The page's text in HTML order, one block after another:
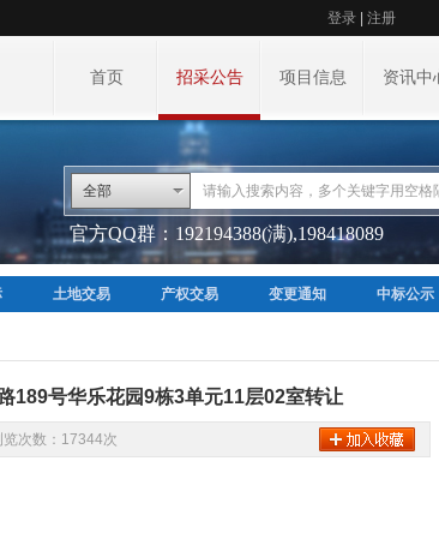
登录 注册
首页 招采公告 项目信息 资讯中
全部
官方QQ群：192194388(满),198418089
土地交易 产权交易 变更通知 中标公示
189号华乐花园9栋3单元11层02室转让
次数：17344次